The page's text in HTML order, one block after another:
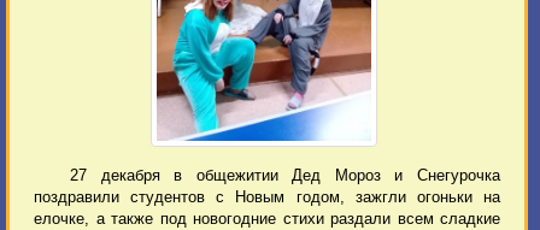
27 декабря в общежитии Дед Мороз и Снегурочка
поздравили студентов с Новым годом, зажгли огоньки на
елочке, а также под новогодние стихи раздали всем сладкие